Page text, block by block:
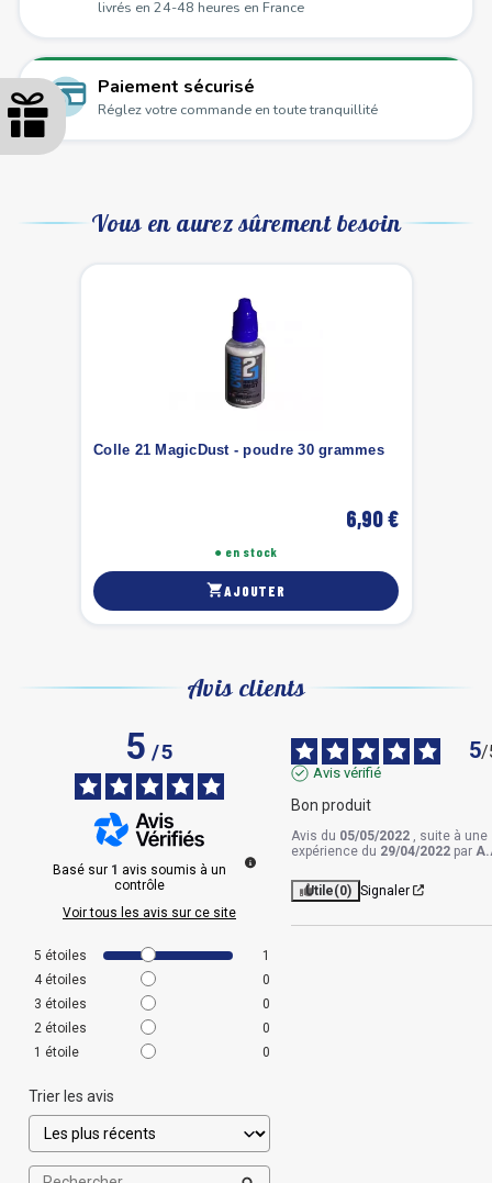
livrés en 24-48 heures en France
Paiement sécurisé
Réglez votre commande en toute tranquillité
Vous en aurez sûrement besoin
Colle 21 MagicDust - poudre 30 grammes
6,90 €
● en stock
shopping_cartAJOUTER
Avis clients
5/5
Basé sur 1 avis soumis à un
contrôle
Voir tous les avis sur ce site
5 étoiles
1
4 étoiles
0
3 étoiles
0
2 étoiles
0
1 étoile 0
Trier les avis
5/
Avis vérifié
Bon produit
Avis du 05/05/2022 , suite à une
expérience du 29/04/2022 par
Utile(0) Signaler